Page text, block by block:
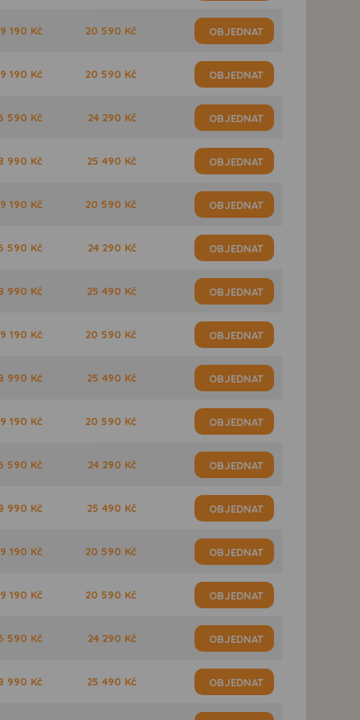
190 Kč 20 590 Kč OBJEDNAT
190 Kč 20 590 Kč OBJEDNAT
590 Kč 24 290 Kč OBJEDNAT
990 Kč 25 490 Kč OBJEDNAT
190 Kč 20 590 Kč OBJEDNAT
590 Kč 24 290 Kč OBJEDNAT
990 Kč 25 490 Kč OBJEDNAT
190 Kč 20 590 Kč OBJEDNAT
990 Kč 25 490 Kč OBJEDNAT
190 Kč 20 590 Kč OBJEDNAT
590 Kč 24 290 Kč OBJEDNAT
990 Kč 25 490 Kč OBJEDNAT
190 Kč 20 590 Kč OBJEDNAT
190 Kč 20 590 Kč OBJEDNAT
590 Kč 24 290 Kč OBJEDNAT
990 Kč 25 490 Kč OBJEDNAT